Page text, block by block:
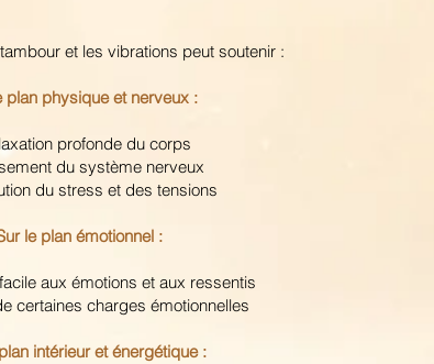
et les vibrations peut soutenir :
plan physique et nerveux :
profonde du corps
du système nerveux
du stress et des tensions
le plan émotionnel :
aux émotions et aux ressentis
certaines charges émotionnelles
intérieur et énergétique :